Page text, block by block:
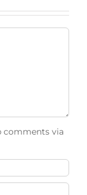
comments via